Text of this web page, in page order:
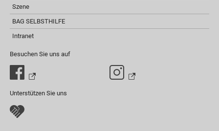
Szene
BAG SELBSTHILFE
Intranet
Besuchen Sie uns auf
Unterstützen Sie uns